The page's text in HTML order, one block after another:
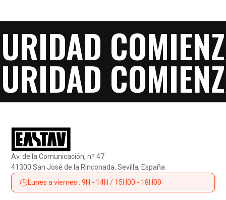
Av. de la Comunicación, nº 47
41300 San José de la Rinconada, Sevilla, España
Lunes a viernes : 9H - 14H / 15H00 - 18H00